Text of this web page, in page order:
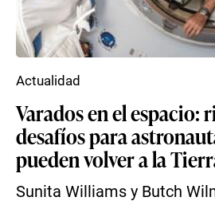
Varados en el espacio:
desafíos para
pueden volver a la
Sunita Williams y Butch
Actualidad